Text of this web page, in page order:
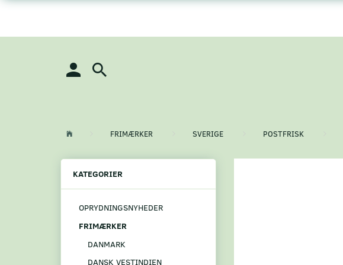
FRIMÆRKER SVERIGE POSTFRISK
KATEGORIER
OPRYDNINGSNYHEDER
FRIMÆRKER
DANMARK
DANSK VESTINDIEN